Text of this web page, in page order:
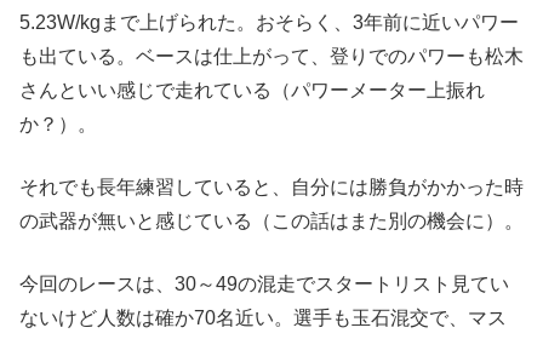
5.23W/kgまで上げられた。おそらく、3年前に近いパワー
も出ている。ベースは仕上がって、登りでのパワーも松木
さんといい感じで走れている（パワーメーター上振れ
か？）。
それでも長年練習していると、自分には勝負がかかった時
の武器が無いと感じている（この話はまた別の機会に）。
今回のレースは、30～49の混走でスタートリスト見てい
ないけど人数は確か70名近い。選手も玉石混交で、マス